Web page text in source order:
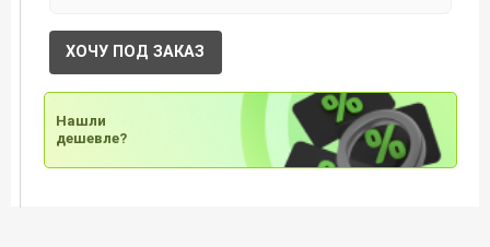
ХОЧУ ПОД ЗАКАЗ
Нашли
дешевле?